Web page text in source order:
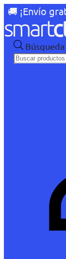
🚚 ¡Envío